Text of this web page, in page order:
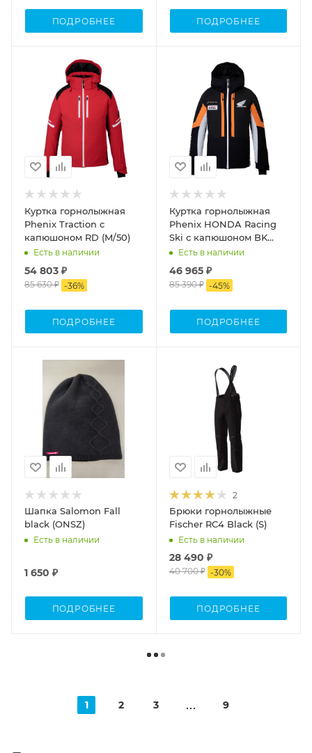
ПОДРОБНЕЕ ПОДРОБНЕЕ
Куртка горнолыжная
Phenix Traction с
капюшоном RD (M/50)
Есть в наличии
54 803 ₽
85 630 ₽ -36%
ПОДРОБНЕЕ
Куртка горнолыжная
Phenix HONDA Racing
Ski с капюшоном BK
(M/50)
Есть в наличии
46 965 ₽
85 390 ₽ -45%
ПОДРОБНЕЕ
Шапка Salomon Fall
black (ONSZ)
Есть в наличии
1 650 ₽
ПОДРОБНЕЕ
2
Брюки горнолыжные
Fischer RC4 Black (S)
Есть в наличии
28 490 ₽
40 700 ₽ -30%
ПОДРОБНЕЕ
1 2 3 9